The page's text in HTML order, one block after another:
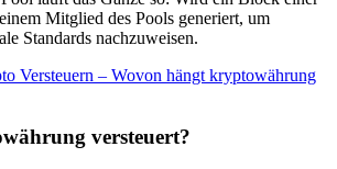
Mitglied des Pools generiert, um
Standards nachzuweisen.
Versteuern – Wovon hängt kryptowährung
versteuert?